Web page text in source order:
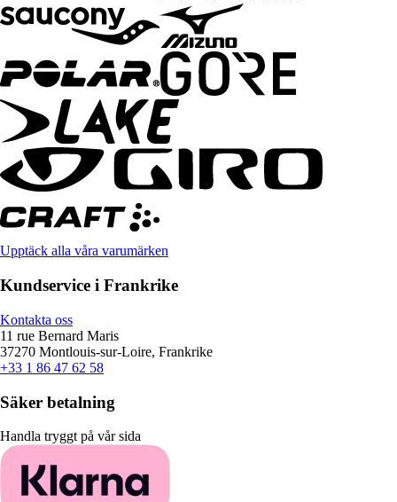
Upptäck alla våra varumärken
Kundservice i Frankrike
Kontakta oss
11 rue Bernard Maris
37270 Montlouis-sur-Loire, Frankrike
+33 1 86 47 62 58
Säker betalning
Handla tryggt på vår sida